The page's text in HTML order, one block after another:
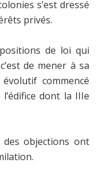
s’est dressé
privés.
de loi qui
de mener à sa
commencé
dont la IIIe
objections ont